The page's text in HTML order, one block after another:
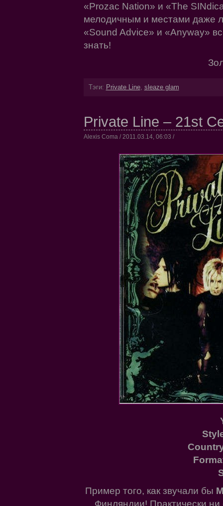
«Prozac Nation» и «The
мелодичным и местами даже
«Sound Advice» и «Anyway»
знать!
Тэги: Private Line, sleaze glam
Private Line – 21st
Alexis Coma / 2011.03.14, 06:03 /
Пример того, как звучали бы
Финляндии! Практически ни